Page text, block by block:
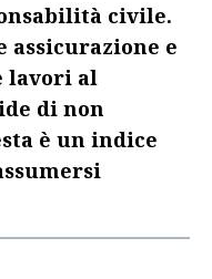
civile.
assicurazione e
lavori al
di non
è un indice